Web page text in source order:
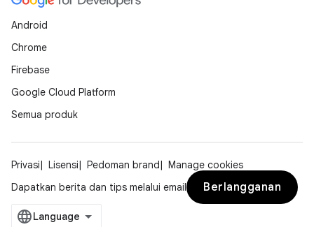
Android
Chrome
Firebase
Google Cloud Platform
Semua produk
Privasi Lisensi Pedoman brand
Manage cookies
Dapatkan berita dan tips melalui email
Berlangganan